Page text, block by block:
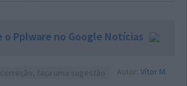
o Pplware no Google Notícias
Autor:Vítor M.